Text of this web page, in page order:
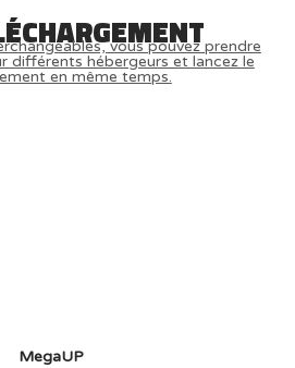
vous pouvez prendre
différents hébergeurs et lancez le
en même temps.
MegaUP